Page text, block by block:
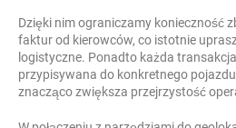
Dzięki nim ograniczamy konieczność
faktur od kierowców, co istotnie
logistyczne. Ponadto każda
przypisywana do konkretnego
znacząco zwiększa przejrzystość